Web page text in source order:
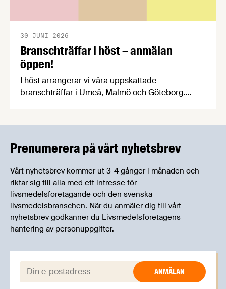
Branschträffar i höst – anmälan
öppen!
30 JUNI 2026
I höst arrangerar vi våra uppskattade
branschträffar i Umeå, Malmö och Göteborg.
Prenumerera på vårt nyhetsbrev
Vårt nyhetsbrev kommer ut 3-4 gånger i månaden och
riktar sig till alla med ett intresse för
livsmedelsföretagande och den svenska
livsmedelsbranschen. När du anmäler dig till vårt
nyhetsbrev godkänner du Livsmedelsföretagens
hantering av personuppgifter.
E-post: